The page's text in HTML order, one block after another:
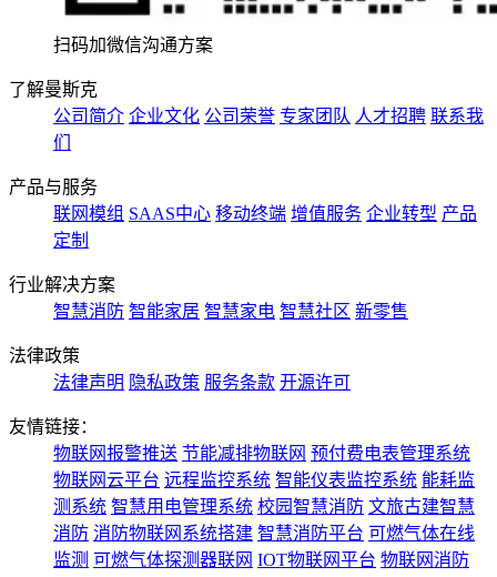
扫码加微信沟通方案
了解曼斯克
公司简介 企业文化 公司荣誉 专家团队 人才招聘 联系我
们
产品与服务
联网模组 SAAS中心 移动终端 增值服务 企业转型 产品
定制
行业解决方案
智慧消防 智能家居 智慧家电 智慧社区 新零售
法律政策
法律声明 隐私政策 服务条款 开源许可
友情链接：
物联网报警推送 节能减排物联网 预付费电表管理系统
物联网云平台 远程监控系统 智能仪表监控系统 能耗监
测系统 智慧用电管理系统 校园智慧消防 文旅古建智慧
消防 消防物联网系统搭建 智慧消防平台 可燃气体在线
监测 可燃气体探测器联网 IOT物联网平台 物联网消防